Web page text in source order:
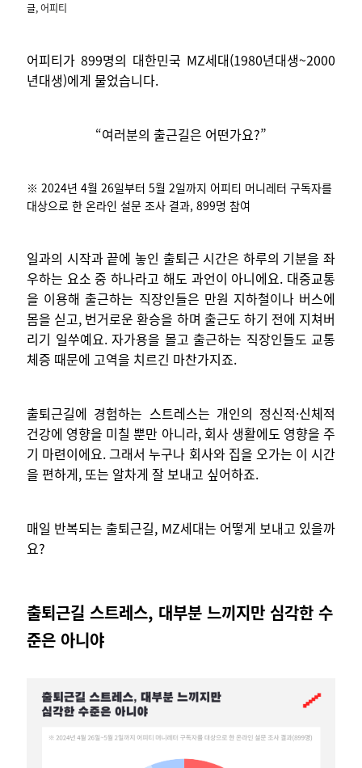
글,어피티
어피티가 899명의 대한민국 MZ세대(1980년대생~2000
년대생)에게 물었습니다.
“여러분의 출근길은 어떤가요?”
※ 2024년 4월 26일부터 5월 2일까지 어피티 머니레터 구독자를
대상으로 한 온라인 설문 조사 결과, 899명 참여
일과의 시작과 끝에 놓인 출퇴근 시간은 하루의 기분을 좌
우하는 요소 중 하나라고 해도 과언이 아니에요. 대중교통
을 이용해 출근하는 직장인들은 만원 지하철이나 버스에
몸을 싣고, 번거로운 환승을 하며 출근도 하기 전에 지쳐버
리기 일쑤예요. 자가용을 몰고 출근하는 직장인들도 교통
체증 때문에 고역을 치르긴 마찬가지죠.
출퇴근길에 경험하는 스트레스는 개인의 정신적·신체적
건강에 영향을 미칠 뿐만 아니라, 회사 생활에도 영향을 주
기 마련이에요. 그래서 누구나 회사와 집을 오가는 이 시간
을 편하게, 또는 알차게 잘 보내고 싶어하죠.
매일 반복되는 출퇴근길, MZ세대는 어떻게 보내고 있을까
요?
출퇴근길 스트레스, 대부분 느끼지만 심각한 수
준은 아니야